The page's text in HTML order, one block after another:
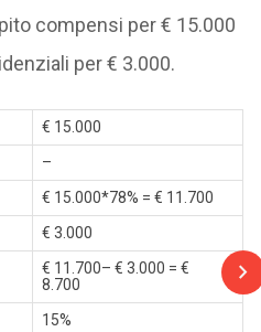
compensi per € 15.000
per € 3.000.
€ 15.000
–
€ 15.000*78% = € 11.700
€ 3.000
€ 11.700– € 3.000 = €
8.700
15%